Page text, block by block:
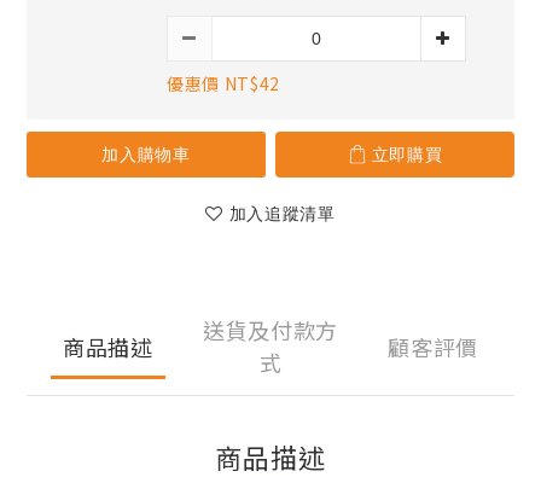
優惠價 NT$42
加入購物車 立即購買
加入追蹤清單
商品描述
送貨及付款方
式
顧客評價
商品描述